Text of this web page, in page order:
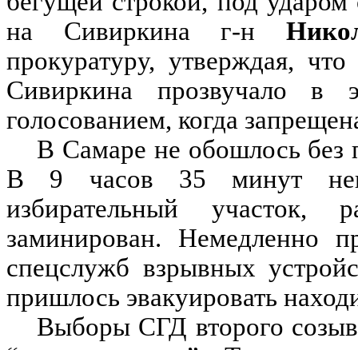
на Сивиркина г-н
прокуратуру, утверждая,
Сивиркина прозвучало в
голосованием, когда
В Самаре не обошлось без
В 9 часов 35 минут
избирательный
заминирован. Немедленно
спецслужб взрывных
пришлось эвакуировать
Выборы СГД второго